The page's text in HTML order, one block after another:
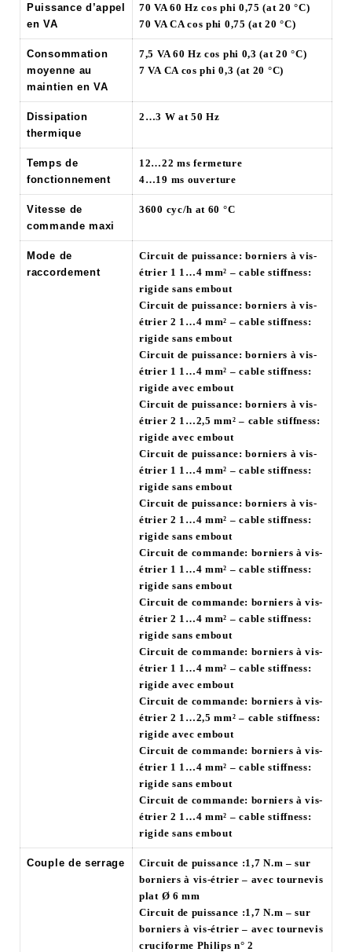
Puissance d’appel
en VA
70 VA 60 Hz cos phi 0,75 (at 20 °C)
70 VA CA cos phi 0,75 (at 20 °C)
Consommation
moyenne au
maintien en VA
7,5 VA 60 Hz cos phi 0,3 (at 20 °C)
7 VA CA cos phi 0,3 (at 20 °C)
Dissipation
thermique
2…3 W at 50 Hz
Temps de
fonctionnement
12…22 ms fermeture
4…19 ms ouverture
Vitesse de
commande maxi
3600 cyc/h at 60 °C
Mode de
raccordement
Circuit de puissance: borniers à vis-
étrier 1 1…4 mm² – cable stiffness:
rigide sans embout
Circuit de puissance: borniers à vis-
étrier 2 1…4 mm² – cable stiffness:
rigide sans embout
Circuit de puissance: borniers à vis-
étrier 1 1…4 mm² – cable stiffness:
rigide avec embout
Circuit de puissance: borniers à vis-
étrier 2 1…2,5 mm² – cable stiffness:
rigide avec embout
Circuit de puissance: borniers à vis-
étrier 1 1…4 mm² – cable stiffness:
rigide sans embout
Circuit de puissance: borniers à vis-
étrier 2 1…4 mm² – cable stiffness:
rigide sans embout
Circuit de commande: borniers à vis-
étrier 1 1…4 mm² – cable stiffness:
rigide sans embout
Circuit de commande: borniers à vis-
étrier 2 1…4 mm² – cable stiffness:
rigide sans embout
Circuit de commande: borniers à vis-
étrier 1 1…4 mm² – cable stiffness:
rigide avec embout
Circuit de commande: borniers à vis-
étrier 2 1…2,5 mm² – cable stiffness:
rigide avec embout
Circuit de commande: borniers à vis-
étrier 1 1…4 mm² – cable stiffness:
rigide sans embout
Circuit de commande: borniers à vis-
étrier 2 1…4 mm² – cable stiffness:
rigide sans embout
Couple de serrage
Circuit de puissance :1,7 N.m – sur
borniers à vis-étrier – avec tournevis
plat Ø 6 mm
Circuit de puissance :1,7 N.m – sur
borniers à vis-étrier – avec tournevis
cruciforme Philips n° 2